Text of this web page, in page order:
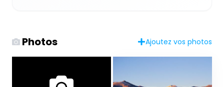
Photos Ajoutez vos photos